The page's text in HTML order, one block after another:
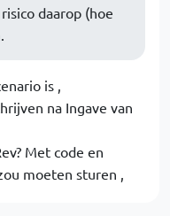
daarop (hoe
is ,
na Ingave van
Met code en
moeten sturen ,